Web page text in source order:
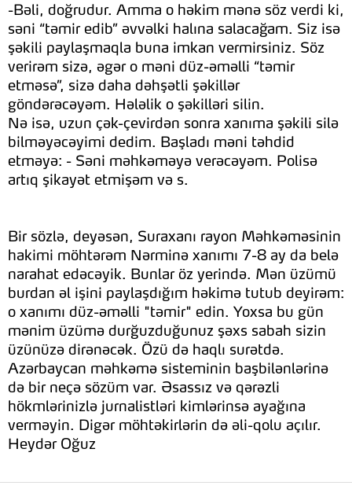
-Bəli, doğrudur. Amma o həkim mənə söz verdi ki,
səni “təmir edib” əvvəlki halına salacağam. Siz isə
şəkili paylaşmaqla buna imkan vermirsiniz. Söz
verirəm sizə, əgər o məni düz-əməlli “təmir
etməsə”, sizə daha dəhşətli şəkillər
göndərəcəyəm. Hələlik o şəkilləri silin.
Nə isə, uzun çək-çevirdən sonra xanıma şəkili silə
bilməyəcəyimi dedim. Başladı məni təhdid
etməyə: - Səni məhkəməyə verəcəyəm. Polisə
artıq şikayət etmişəm və s.
Bir sözlə, deyəsən, Suraxanı rayon Məhkəməsinin
hakimi möhtərəm Nərminə xanımı 7-8 ay da belə
narahat edəcəyik. Bunlar öz yerində. Mən üzümü
burdan əl işini paylaşdığım həkimə tutub deyirəm:
o xanımı düz-əməlli "təmir" edin. Yoxsa bu gün
mənim üzümə durğuzduğunuz şəxs sabah sizin
üzünüzə dirənəcək. Özü də haqlı surətdə.
Azərbaycan məhkəmə sisteminin başbilənlərinə
də bir neçə sözüm var. Əsassız və qərəzli
hökmlərinizlə jurnalistləri kimlərinsə ayağına
verməyin. Digər möhtəkirlərin də əli-qolu açılır.
Heydər Oğuz